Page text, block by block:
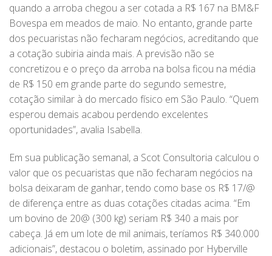
quando a arroba chegou a ser cotada a R$ 167 na BM&F
Bovespa em meados de maio. No entanto, grande parte
dos pecuaristas não fecharam negócios, acreditando que
a cotação subiria ainda mais. A previsão não se
concretizou e o preço da arroba na bolsa ficou na média
de R$ 150 em grande parte do segundo semestre,
cotação similar à do mercado físico em São Paulo. “Quem
esperou demais acabou perdendo excelentes
oportunidades”, avalia Isabella.
Em sua publicação semanal, a Scot Consultoria calculou o
valor que os pecuaristas que não fecharam negócios na
bolsa deixaram de ganhar, tendo como base os R$ 17/@
de diferença entre as duas cotações citadas acima. “Em
um bovino de 20@ (300 kg) seriam R$ 340 a mais por
cabeça. Já em um lote de mil animais, teríamos R$ 340.000
adicionais”, destacou o boletim, assinado por Hyberville